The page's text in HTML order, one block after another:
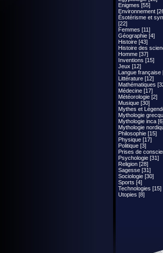
Enigmes [55]
Environnement
Ésotérisme et
[22]
Femmes [11]
Géographie [4]
Histoire [43]
Histoire des
Homme [37]
Inventions [15]
Jeux [12]
Langue française
Littérature [12]
Mathématiques
Médecine [17]
Météorologie [2]
Musique [30]
Mythes et
Mythologie
Mythologie inca
Mythologie
Philosophie [15]
Physique [17]
Politique [3]
Prises de
Psychologie [31]
Religion [28]
Sagesse [31]
Sociologie [30]
Sports [4]
Technologies [15]
Utopies [8]